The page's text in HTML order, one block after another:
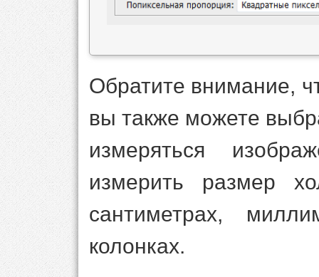
Обратите внимание,
вы также можете
измеряться
измерить размер
сантиметрах,
колонках.